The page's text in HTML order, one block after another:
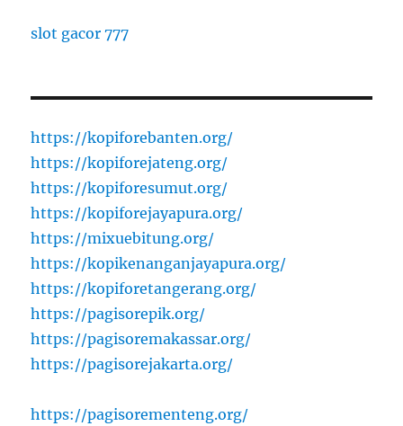
slot gacor 777
https://kopiforebanten.org/
https://kopiforejateng.org/
https://kopiforesumut.org/
https://kopiforejayapura.org/
https://mixuebitung.org/
https://kopikenanganjayapura.org/
https://kopiforetangerang.org/
https://pagisorepik.org/
https://pagisoremakassar.org/
https://pagisorejakarta.org/
https://pagisorementeng.org/